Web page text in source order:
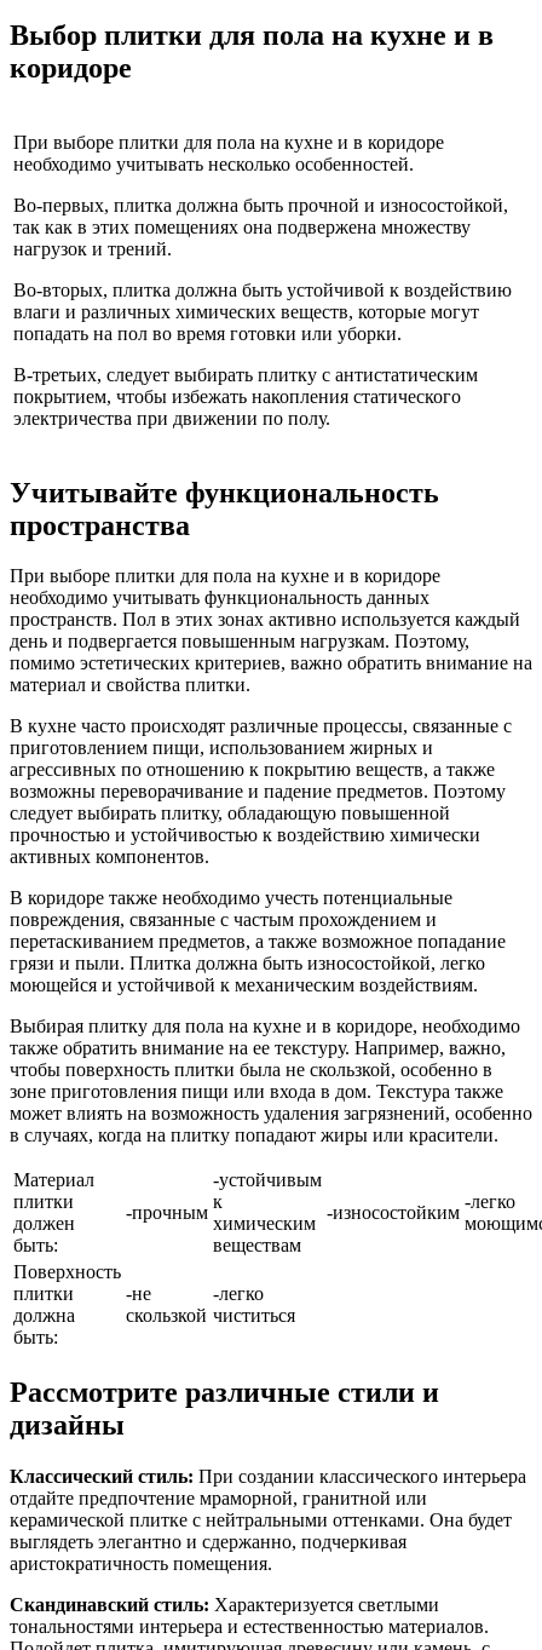
Выбор плитки для пола на кухне и в
коридоре
При выборе плитки для пола на кухне и в коридоре
необходимо учитывать несколько особенностей.
Во-первых, плитка должна быть прочной и износостойкой,
так как в этих помещениях она подвержена множеству
нагрузок и трений.
Во-вторых, плитка должна быть устойчивой к воздействию
влаги и различных химических веществ, которые могут
попадать на пол во время готовки или уборки.
В-третьих, следует выбирать плитку с антистатическим
покрытием, чтобы избежать накопления статического
электричества при движении по полу.
Учитывайте функциональность
пространства
При выборе плитки для пола на кухне и в коридоре
необходимо учитывать функциональность данных
пространств. Пол в этих зонах активно используется каждый
день и подвергается повышенным нагрузкам. Поэтому,
помимо эстетических критериев, важно обратить внимание на
материал и свойства плитки.
В кухне часто происходят различные процессы, связанные с
приготовлением пищи, использованием жирных и
агрессивных по отношению к покрытию веществ, а также
возможны переворачивание и падение предметов. Поэтому
следует выбирать плитку, обладающую повышенной
прочностью и устойчивостью к воздействию химически
активных компонентов.
В коридоре также необходимо учесть потенциальные
повреждения, связанные с частым прохождением и
перетаскиванием предметов, а также возможное попадание
грязи и пыли. Плитка должна быть износостойкой, легко
моющейся и устойчивой к механическим воздействиям.
Выбирая плитку для пола на кухне и в коридоре, необходимо
также обратить внимание на ее текстуру. Например, важно,
чтобы поверхность плитки была не скользкой, особенно в
зоне приготовления пищи или входа в дом. Текстура также
может влиять на возможность удаления загрязнений, особенно
в случаях, когда на плитку попадают жиры или красители.
Материал
плитки
должен
быть:
-прочным
-устойчивым
к
химическим
веществам
-износостойким
-легко
Поверхность
плитки
должна
быть:
-не
скользкой
-легко
чиститься
Рассмотрите различные стили и
дизайны
Классический стиль: При создании классического интерьера
отдайте предпочтение мраморной, гранитной или
керамической плитке с нейтральными оттенками. Она будет
выглядеть элегантно и сдержанно, подчеркивая
аристократичность помещения.
Скандинавский стиль: Характеризуется светлыми
тональностями интерьера и естественностью материалов.